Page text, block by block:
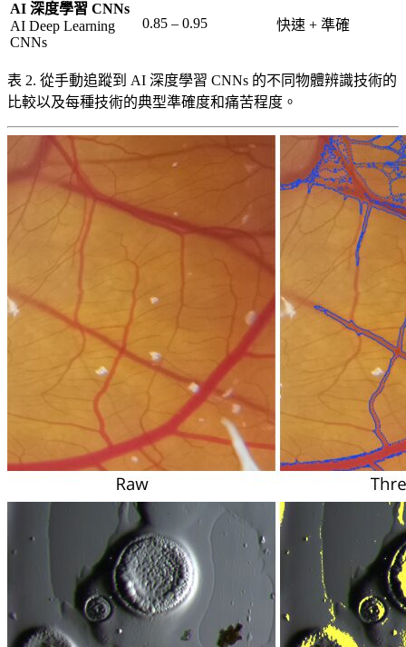
AI 深度學習 CNNs
AI Deep Learning
CNNs
0.85 – 0.95 快速 + 準確
表 2. 從手動追蹤到 AI 深度學習 CNNs 的不同物體辨識技術的
比較以及每種技術的典型準確度和痛苦程度。